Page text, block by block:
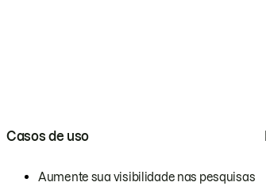
Casos de uso
Aumente sua visibilidade nas pesquisas